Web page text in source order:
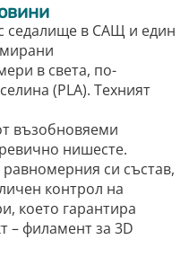
седалище в САЩ и един
в света, по-
(PLA). Техният
възобновяеми
нишесте.
си състав,
контрол на
което гарантира
– филамент за 3D